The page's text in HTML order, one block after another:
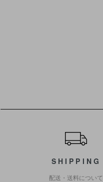
SHIPPING
配送・送料について